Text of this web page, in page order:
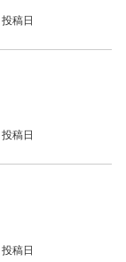
投稿日
投稿日
投稿日